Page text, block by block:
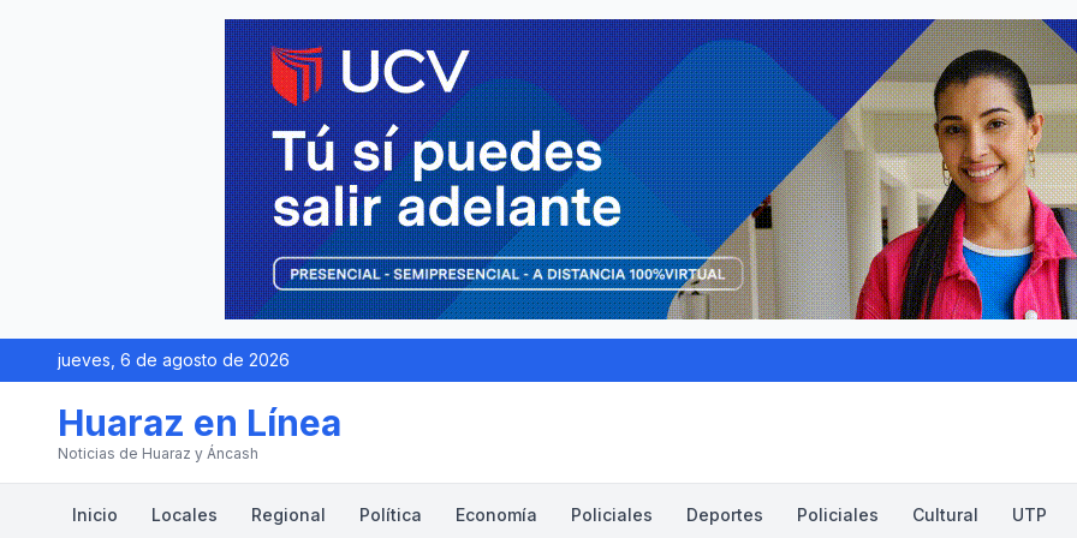
jueves, 6 de agosto de 2026
Huaraz en Línea
Noticias de Huaraz y Áncash
Inicio Locales Regional Política Economía Policiales Deportes Policiales Cultural UTP